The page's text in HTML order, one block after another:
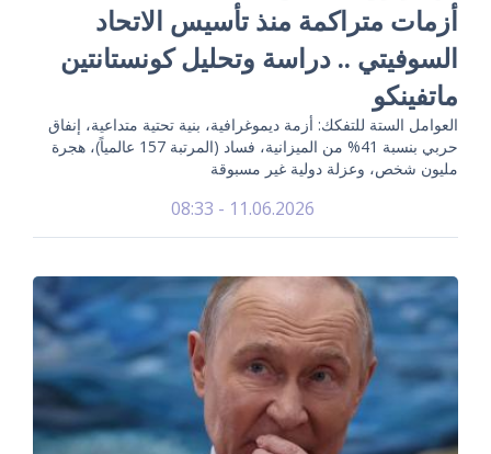
أزمات متراكمة منذ تأسيس الاتحاد
السوفيتي .. دراسة وتحليل كونستانتين
ماتفينكو
العوامل الستة للتفكك: أزمة ديموغرافية، بنية تحتية متداعية، إنفاق
حربي بنسبة 41% من الميزانية، فساد (المرتبة 157 عالمياً)، هجرة
مليون شخص، وعزلة دولية غير مسبوقة
11.06.2026 - 08:33